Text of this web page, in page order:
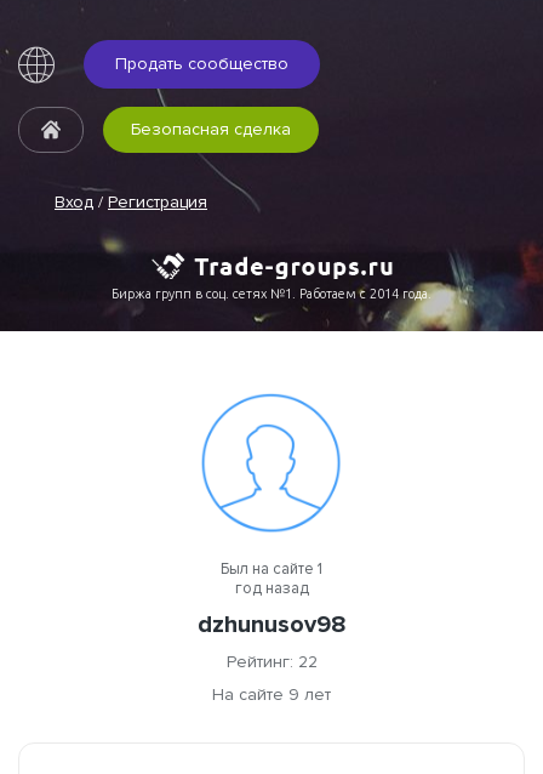
Продать сообщество
Вход / Регистрация
Безопасная сделка
Биржа групп в соц. сетях №1. Работаем с 2014 года.
Был на сайте 1
год назад
dzhunusov98
Рейтинг: 22
На сайте 9 лет